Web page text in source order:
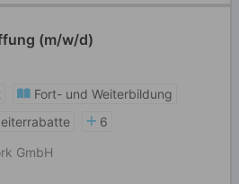
(m/w/d)
Fort- und Weiterbildung
6
GmbH